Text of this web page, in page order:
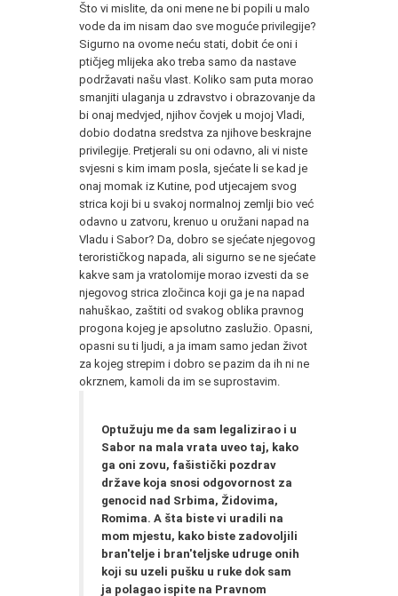
Što vi mislite, da oni mene ne bi popili u malo
vode da im nisam dao sve moguće privilegije?
Sigurno na ovome neću stati, dobit će oni i
ptičjeg mlijeka ako treba samo da nastave
podržavati našu vlast. Koliko sam puta morao
smanjiti ulaganja u zdravstvo i obrazovanje da
bi onaj medvjed, njihov čovjek u mojoj Vladi,
dobio dodatna sredstva za njihove beskrajne
privilegije. Pretjerali su oni odavno, ali vi niste
svjesni s kim imam posla, sjećate li se kad je
onaj momak iz Kutine, pod utjecajem svog
strica koji bi u svakoj normalnoj zemlji bio već
odavno u zatvoru, krenuo u oružani napad na
Vladu i Sabor? Da, dobro se sjećate njegovog
terorističkog napada, ali sigurno se ne sjećate
kakve sam ja vratolomije morao izvesti da se
njegovog strica zločinca koji ga je na napad
nahuškao, zaštiti od svakog oblika pravnog
progona kojeg je apsolutno zaslužio. Opasni,
opasni su ti ljudi, a ja imam samo jedan život
za kojeg strepim i dobro se pazim da ih ni ne
okrznem, kamoli da im se suprostavim.
Optužuju me da sam legalizirao i u
Sabor na mala vrata uveo taj, kako
ga oni zovu, fašistički pozdrav
države koja snosi odgovornost za
genocid nad Srbima, Židovima,
Romima. A šta biste vi uradili na
mom mjestu, kako biste zadovoljili
bran'telje i bran'teljske udruge onih
koji su uzeli pušku u ruke dok sam
ja polagao ispite na Pravnom